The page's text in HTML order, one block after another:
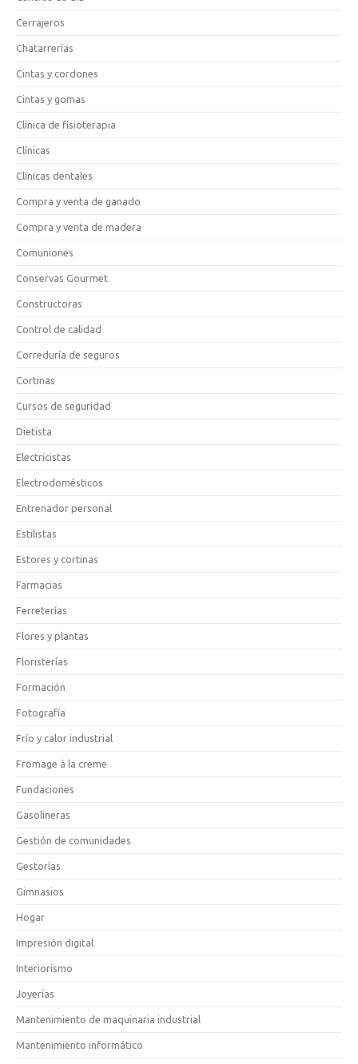
Cerrajeros
Chatarrerías
Cintas y cordones
Cintas y gomas
Clínica de fisioterapia
Clínicas
Clínicas dentales
Compra y venta de ganado
Compra y venta de madera
Comuniones
Conservas Gourmet
Constructoras
Control de calidad
Correduría de seguros
Cortinas
Cursos de seguridad
Dietista
Electricistas
Electrodomésticos
Entrenador personal
Estilistas
Estores y cortinas
Farmacias
Ferreterías
Flores y plantas
Floristerías
Formación
Fotografía
Frío y calor industrial
Fromage à la creme
Fundaciones
Gasolineras
Gestión de comunidades
Gestorías
Gimnasios
Hogar
Impresión digital
Interiorismo
Joyerías
Mantenimiento de maquinaria industrial
Mantenimiento informático